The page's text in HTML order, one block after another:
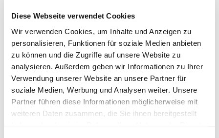
Diese Webseite verwendet Cookies
Wir verwenden Cookies, um Inhalte und Anzeigen zu
personalisieren, Funktionen für soziale Medien anbieten
zu können und die Zugriffe auf unsere Website zu
analysieren. Außerdem geben wir Informationen zu Ihrer
Verwendung unserer Website an unsere Partner für
soziale Medien, Werbung und Analysen weiter. Unsere
Partner führen diese Informationen möglicherweise mit
weiteren Daten zusammen, die Sie ihnen bereitgestellt
Dies könnte Sie auch
interessieren